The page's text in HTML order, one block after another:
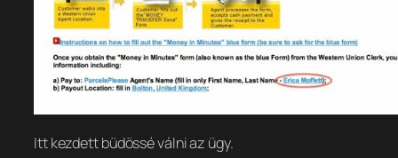
Itt kezdett büdössé válni az ügy.